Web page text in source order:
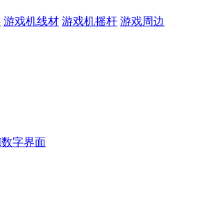
游戏机线材 游戏机摇杆 游戏周边
字界面